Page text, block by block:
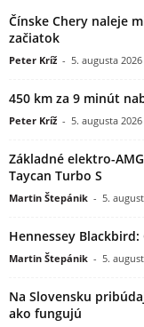
Čínske Chery naleje
začiatok
Peter Kríž - 5. augusta 2026
450 km za 9 minút
Peter Kríž - 5. augusta 2026
Základné elektro-
Taycan Turbo S
Martin Štepánik - 5.
Hennessey
Martin Štepánik - 5.
Na Slovensku
ako fungujú